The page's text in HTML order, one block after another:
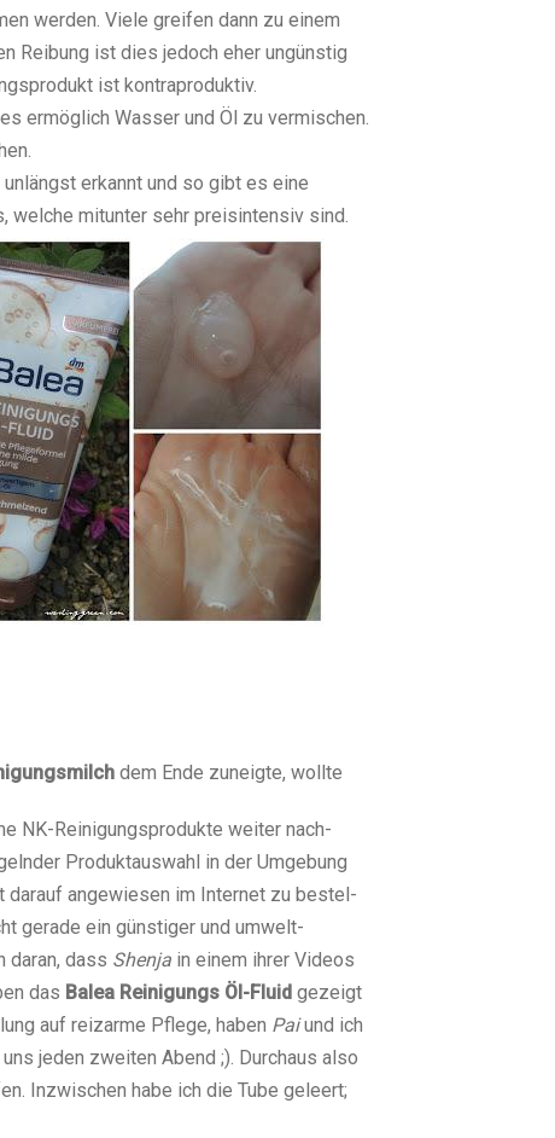
werden. Viele greifen dann zu einem
Reibung ist dies jedoch eher ungünstig
ist kontraproduktiv.
ermöglich Wasser und Öl zu vermischen.
erkannt und so gibt es eine
welche mitunter sehr preisintensiv sind.
dem Ende zuneigte, wollte
NK-Reinigungsprodukte weiter nach-
Produktauswahl in der Umgebung
angewiesen im Internet zu bestel-
gerade ein günstiger und umwelt-
daran, dass Shenja in einem ihrer Videos
das Balea Reinigungs Öl-Fluid gezeigt
auf reizarme Pflege, haben Paiund ich
jeden zweiten Abend ;). Durchaus also
Inzwischen habe ich die Tube geleert;